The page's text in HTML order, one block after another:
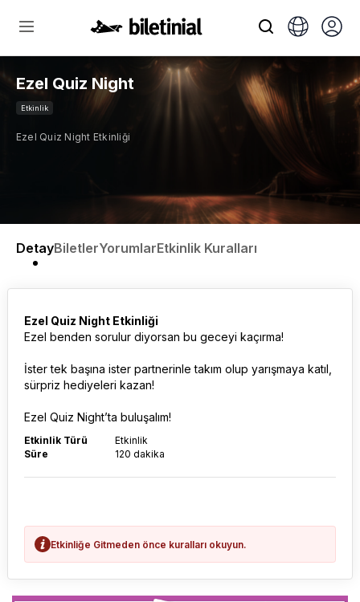
Ezel Quiz Night
Etkinlik
Ezel Quiz Night Etkinliği
DetayBiletlerYorumlarEtkinlik Kuralları
Ezel Quiz Night Etkinliği
Ezel benden sorulur diyorsan bu geceyi kaçırma!
İster tek başına ister partnerinle takım olup yarışmaya katıl,
sürpriz hediyeleri kazan!
Ezel Quiz Night’ta buluşalım!
Etkinlik Türü
Etkinlik
Süre
120 dakika
Etkinliğe Gitmeden önce kuralları okuyun.